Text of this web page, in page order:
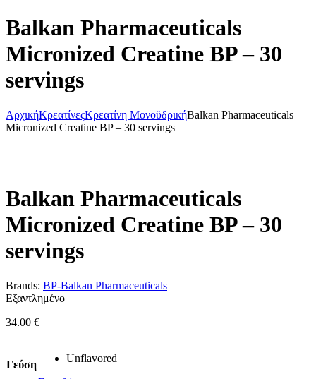
Balkan Pharmaceuticals
Micronized Creatine BP – 30
servings
ΑρχικήΚρεατίνεςΚρεατίνη ΜονοϋδρικήBalkan Pharmaceuticals
Micronized Creatine BP – 30 servings
Balkan Pharmaceuticals
Micronized Creatine BP – 30
servings
Brands: BP-Balkan Pharmaceuticals
Εξαντλημένο
34.00 €
Γεύση
Unflavored